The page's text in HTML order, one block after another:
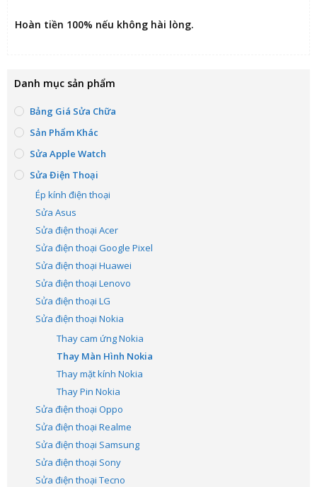
Hoàn tiền 100% nếu không hài lòng.
Danh mục sản phẩm
Bảng Giá Sửa Chữa
Sản Phẩm Khác
Sửa Apple Watch
Sửa Điện Thoại
Ép kính điện thoại
Sửa Asus
Sửa điện thoại Acer
Sửa điện thoại Google Pixel
Sửa điện thoại Huawei
Sửa điện thoại Lenovo
Sửa điện thoại LG
Sửa điện thoại Nokia
Thay cam ứng Nokia
Thay Màn Hình Nokia
Thay mặt kính Nokia
Thay Pin Nokia
Sửa điện thoại Oppo
Sửa điện thoại Realme
Sửa điện thoại Samsung
Sửa điện thoại Sony
Sửa điện thoại Tecno